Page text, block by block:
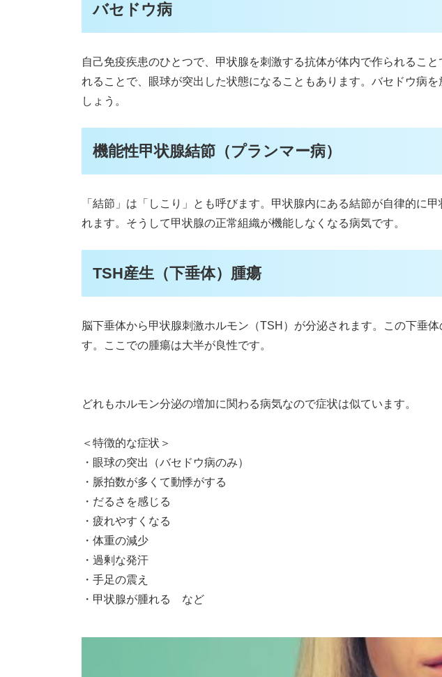
バセドウ病
自己免疫疾患のひとつで、甲状腺を刺激する抗体が体内で作られるこ
れることで、眼球が突出した状態になることもあります。バセドウ病
しょう。
機能性甲状腺結節（プランマー病）
「結節」は「しこり」とも呼びます。甲状腺内にある結節が自律的に
れます。そうして甲状腺の正常組織が機能しなくなる病気です。
TSH産生（下垂体）腫瘍
脳下垂体から甲状腺刺激ホルモン（TSH）が分泌されます。この下垂
す。ここでの腫瘍は大半が良性です。
どれもホルモン分泌の増加に関わる病気なので症状は似ています。
＜特徴的な症状＞
・眼球の突出（バセドウ病のみ）
・脈拍数が多くて動悸がする
・だるさを感じる
・疲れやすくなる
・体重の減少
・過剰な発汗
・手足の震え
・甲状腺が腫れる など